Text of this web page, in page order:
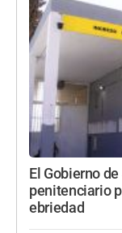
El Gobierno
penitenciario
ebriedad